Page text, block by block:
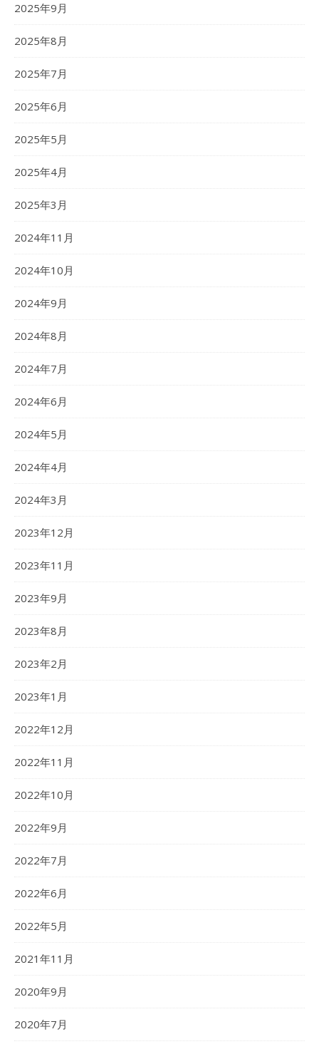
2025年9月
2025年8月
2025年7月
2025年6月
2025年5月
2025年4月
2025年3月
2024年11月
2024年10月
2024年9月
2024年8月
2024年7月
2024年6月
2024年5月
2024年4月
2024年3月
2023年12月
2023年11月
2023年9月
2023年8月
2023年2月
2023年1月
2022年12月
2022年11月
2022年10月
2022年9月
2022年7月
2022年6月
2022年5月
2021年11月
2020年9月
2020年7月